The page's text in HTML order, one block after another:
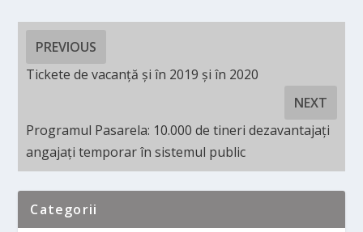
PREVIOUS
Tickete de vacanță și în 2019 și în 2020
NEXT
Programul Pasarela: 10.000 de tineri dezavantajați
angajați temporar în sistemul public
Categorii